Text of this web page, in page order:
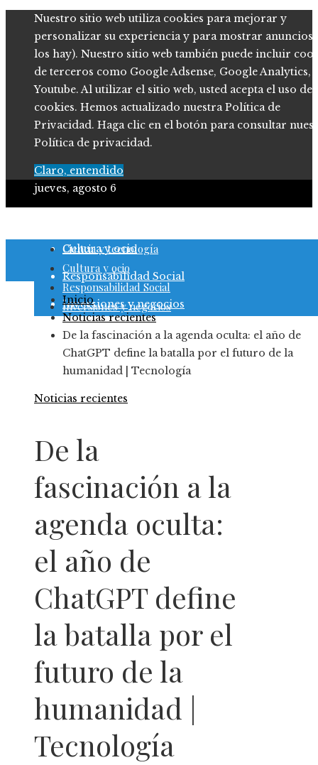
Nuestro sitio web utiliza cookies para mejorar y
personalizar su experiencia y para mostrar anuncios
los hay). Nuestro sitio web también puede incluir
de terceros como Google Adsense, Google Analytics,
Youtube. Al utilizar el sitio web, usted acepta el uso de
cookies. Hemos actualizado nuestra Política de
Privacidad. Haga clic en el botón para consultar
Política de privacidad.
Claro, entendido
jueves, agosto 6
Cultura y ocio
Responsabilidad Social
Inversiones y negocios
Ciencia y tecnología
Cultura y ocio
Responsabilidad Social
Inversiones y negocios
Inicio
Noticias recientes
De la fascinación a la agenda oculta: el año de
ChatGPT define la batalla por el futuro de la
humanidad | Tecnología
Noticias recientes
De la
fascinación a la
agenda oculta:
el año de
ChatGPT define
la batalla por el
futuro de la
humanidad |
Tecnología